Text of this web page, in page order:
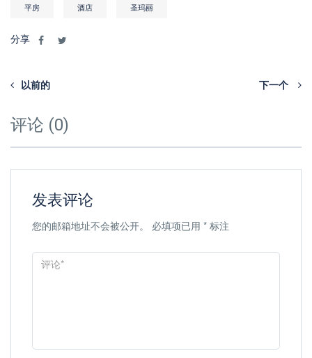
平房 酒店 圣玛丽
分享
以前的 下一个
评论 (0)
发表评论
您的邮箱地址不会被公开。 必填项已用 * 标注